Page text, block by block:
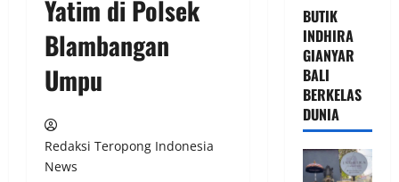
Yatim di Polsek
Blambangan
Umpu
Redaksi Teropong Indonesia
News
BUTIK
INDHIRA
GIANYAR
BALI
BERKELAS
DUNIA